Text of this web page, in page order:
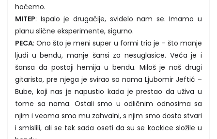
hoćemo.
MITEP: Ispalo je drugačije, svidelo nam se. Imamo u
planu slične eksperimente, sigurno.
PECA: Ono što je meni super u formi tria je – što manje
ljudi u bendu, manje šansi za nesuglasice. Veća je i
šansa da postoji hemija u bendu. Miloš je naš drugi
gitarista, pre njega je svirao sa nama Ljubomir Jeftić –
Bube, koji nas je napustio kada je prestao da uživa u
tome sa nama. Ostali smo u odličnim odnosima sa
njim i veoma smo mu zahvalni, s njim smo dosta stvari
i smislili, ali se tek sada oseti da su se kockice složile u